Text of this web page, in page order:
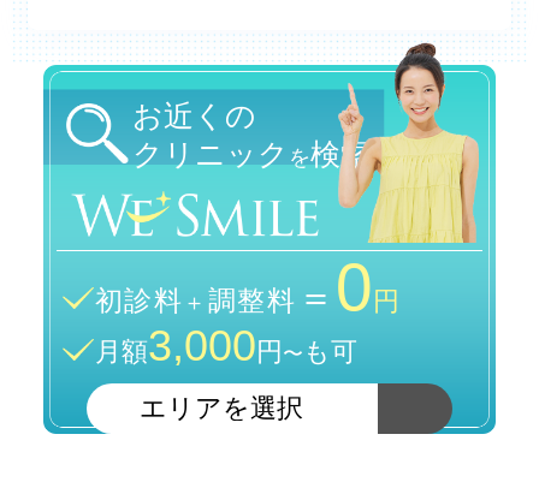
お近くの
クリニック を検索
初診料＋ 調整料 ＝ 0 円
月額3,000円〜 も可